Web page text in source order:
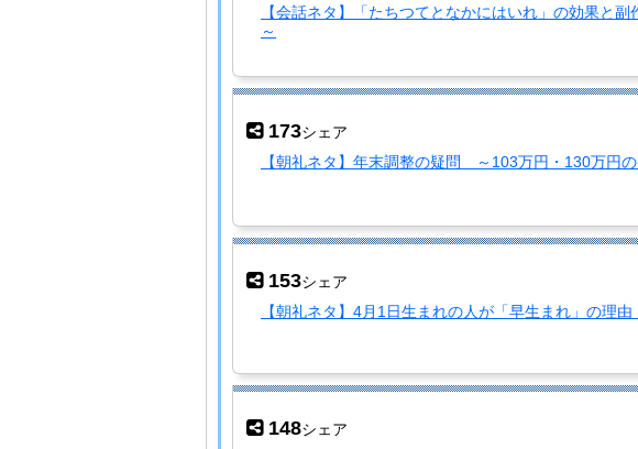
【会話ネタ】「たちつてとなかにはいれ」の効果と
～
173シェア
【朝礼ネタ】年末調整の疑問 ～103万円・130万円
153シェア
【朝礼ネタ】4月1日生まれの人が「早生まれ」の理
148シェア